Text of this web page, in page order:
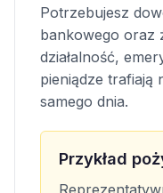
Potrzebujesz
bankowego oraz
działalność,
pieniądze trafiają
samego dnia.
Przykład